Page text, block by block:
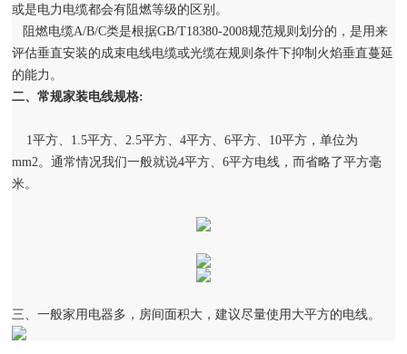
或是电力电缆都会有阻燃等级的区别。
阻燃电缆A/B/C类是根据GB/T18380-2008规范规则划分的，是用来
评估垂直安装的成束电线电缆或光缆在规则条件下抑制火焰垂直蔓延
的能力。
二、常规家装电线规格:
1平方、1.5平方、2.5平方、4平方、6平方、10平方，单位为
mm2。通常情况我们一般就说4平方、6平方电线，而省略了平方毫
米。
三、一般家用电器多，房间面积大，建议尽量使用大平方的电线。